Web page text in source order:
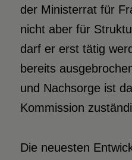
der Ministerrat für
nicht aber für
darf er erst tätig
bereits
und Nachsorge ist
Kommission
Die neuesten